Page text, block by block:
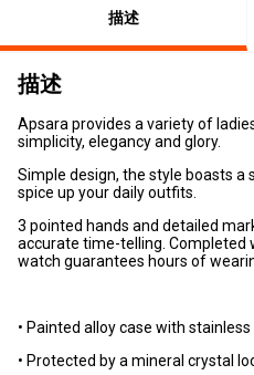
描述
描述
Apsara provides a variety of
simplicity, elegancy and glory.
Simple design, the style boasts a
spice up your daily outfits.
3 pointed hands and detailed
accurate time-telling. Completed
watch guarantees hours of
• Painted alloy case with
• Protected by a mineral crystal